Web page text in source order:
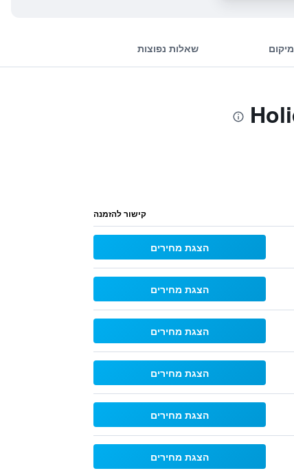
מיקום שאלות נפוצות
קישור להזמנה
הצגת מחירים
הצגת מחירים
הצגת מחירים
הצגת מחירים
הצגת מחירים
הצגת מחירים